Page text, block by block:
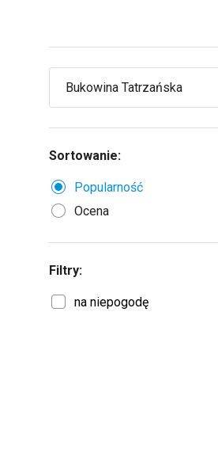
Sortowanie:
Popularność
Ocena
Filtry:
na niepogodę